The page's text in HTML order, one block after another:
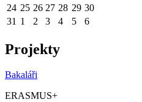
24 25 26 27 28 29 30
31 1 2 3 4 5 6
Projekty
Bakaláři
ERASMUS+